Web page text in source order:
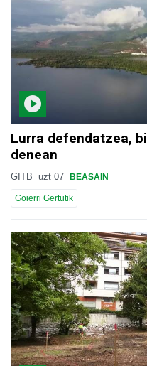
Lurra defendatzea,
denean
GITB uzt 07 BEASAIN
Goierri Gertutik